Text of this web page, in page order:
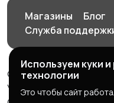
Магазины Блог
Служба
© 2026 Орен-АЙ - Авто
Услуги
Используем куки
технологии
Это чтобы сайт